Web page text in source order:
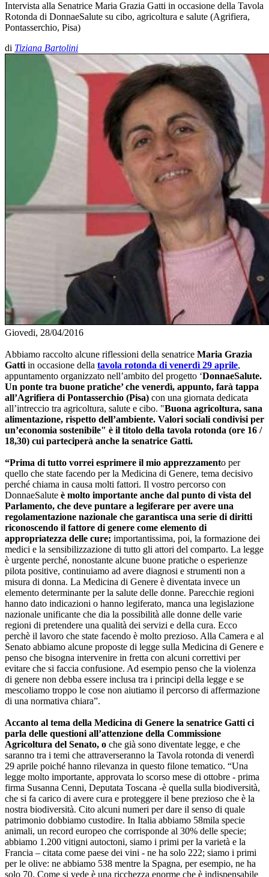
Intervista alla Senatrice Maria Grazia Gatti in occasione della Tavola
Rotonda di DonnaeSalute su cibo, agricoltura e salute (Agrifiera,
Pontasserchio, Pisa)
di Tiziana Bartolini
Giovedi, 28/04/2016
Abbiamo raccolto alcune riflessioni della senatrice Maria Grazia
Gattiin occasione della tavola rotonda di venerdì 29 aprile,
appuntamento organizzato nell’ambito del progetto ‘DonnaeSalute.
Un ponte tra buone pratiche’ che venerdì, appunto, farà tappa
all’Agrifiera di Pontasserchio (Pisa) con una giornata dedicata
all’intreccio tra agricoltura, salute e cibo. "Buona agricoltura, sana
alimentazione, rispetto dell’ambiente. Valori sociali condivisi per
un’economia sostenibile" è il titolo della tavola rotonda (ore 16 /
18,30) cui parteciperà anche la senatrice Gatti.
“Prima di tutto vorrei esprimere il mio apprezzamento per
quello che state facendo per la Medicina di Genere, tema decisivo
perché chiama in causa molti fattori. Il vostro percorso con
DonnaeSalute è molto importante anche dal punto di vista del
Parlamento, che deve puntare a legiferare per avere una
regolamentazione nazionale che garantisca una serie di diritti
riconoscendo il fattore di genere come elemento di
appropriatezza delle cure; importantissima, poi, la formazione dei
medici e la sensibilizzazione di tutto gli attori del comparto. La legge
è urgente perché, nonostante alcune buone pratiche o esperienze
pilota positive, continuiamo ad avere diagnosi e strumenti non a
misura di donna. La Medicina di Genere è diventata invece un
elemento determinante per la salute delle donne. Parecchie regioni
hanno dato indicazioni o hanno legiferato, manca una legislazione
nazionale unificante che dia la possibilità alle donne delle varie
regioni di pretendere una qualità dei servizi e della cura. Ecco
perchè il lavoro che state facendo è molto prezioso. Alla Camera e al
Senato abbiamo alcune proposte di legge sulla Medicina di Genere e
penso che bisogna intervenire in fretta con alcuni correttivi per
evitare che si faccia confusione. Ad esempio penso che la violenza
di genere non debba essere inclusa tra i principi della legge e se
mescoliamo troppo le cose non aiutiamo il percorso di affermazione
di una normativa chiara”.
Accanto al tema della Medicina di Genere la senatrice Gatti ci
parla delle questioni all’attenzione della Commissione
Agricoltura del Senato, o che già sono diventate legge, e che
saranno tra i temi che attraverseranno la Tavola rotonda di venerdì
29 aprile poiché hanno rilevanza in questo filone tematico. “Una
legge molto importante, approvata lo scorso mese di ottobre - prima
firma Susanna Cenni, Deputata Toscana -è quella sulla biodiversità,
che si fa carico di avere cura e proteggere il bene prezioso che è la
nostra biodiversità. Cito alcuni numeri per dare il senso di quale
patrimonio dobbiamo custodire. In Italia abbiamo 58mila specie
animali, un record europeo che corrisponde al 30% delle specie;
abbiamo 1.200 vitigni autoctoni, siamo i primi per la varietà e la
Francia – citata come paese dei vini - ne ha solo 222; siamo i primi
per le olive: ne abbiamo 538 mentre la Spagna, per esempio, ne ha
solo 70. Come si vede è una ricchezza enorme che è indispensabile